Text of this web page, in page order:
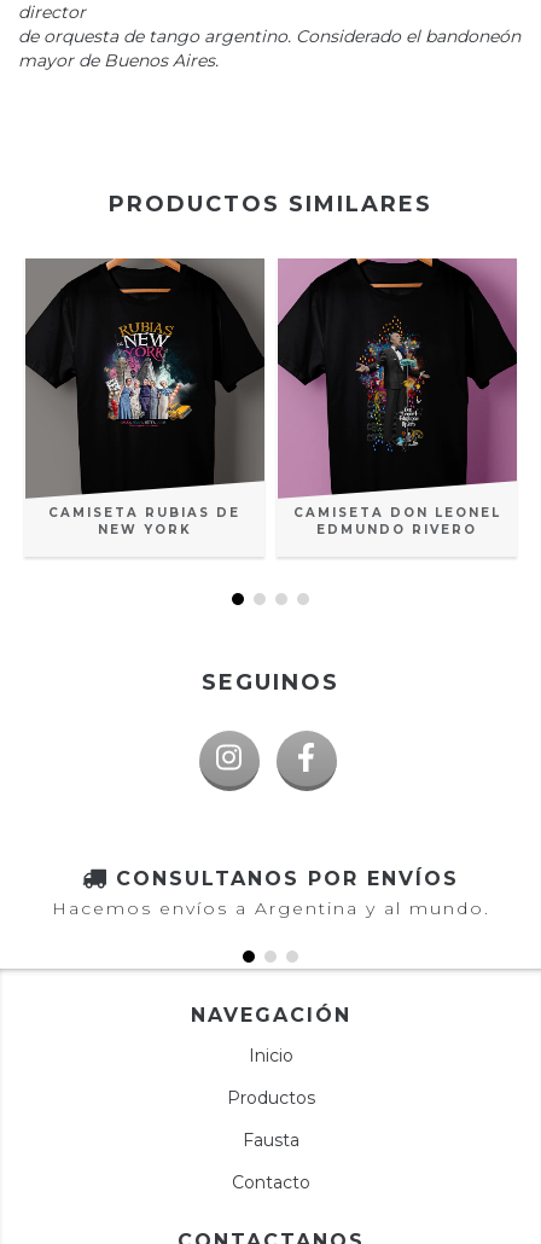
director
de orquesta de tango argentino. Considerado el bandoneón
mayor de Buenos Aires.
PRODUCTOS SIMILARES
CAMISETA RUBIAS DE
NEW YORK
CAMISETA DON LEONEL
EDMUNDO RIVERO
SEGUINOS
CONSULTANOS POR ENVÍOS
Hacemos envíos a Argentina y al mundo.
NAVEGACIÓN
Inicio
Productos
Fausta
Contacto